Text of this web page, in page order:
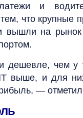
и
что крупные
вышли на рынок
дешевле, чем у
выше, и для
—